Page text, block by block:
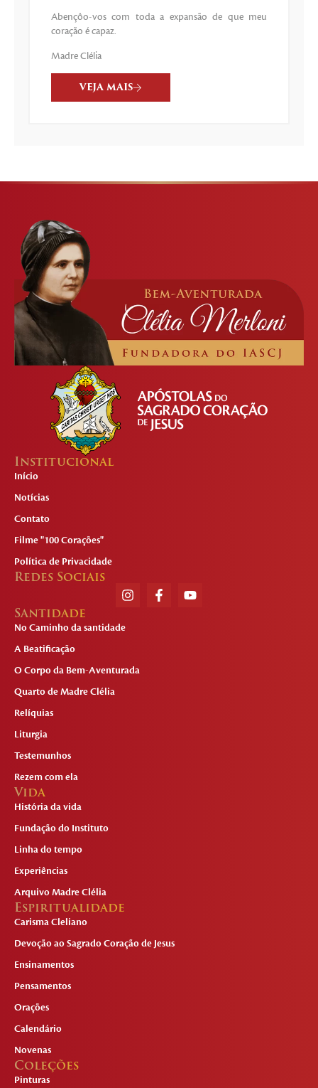
Abençôo-vos com toda a expansão de que meu
coração é capaz.
Madre Clélia
VEJA MAIS
Institucional
Início
Notícias
Contato
Filme "100 Corações"
Política de Privacidade
Redes Sociais
Santidade
No Caminho da santidade
A Beatificação
O Corpo da Bem-Aventurada
Quarto de Madre Clélia
Relíquias
Liturgia
Testemunhos
Rezem com ela
Vida
História da vida
Fundação do Instituto
Linha do tempo
Experiências
Arquivo Madre Clélia
Espiritualidade
Carisma Cleliano
Devoção ao Sagrado Coração de Jesus
Ensinamentos
Pensamentos
Orações
Calendário
Novenas
Coleções
Pinturas